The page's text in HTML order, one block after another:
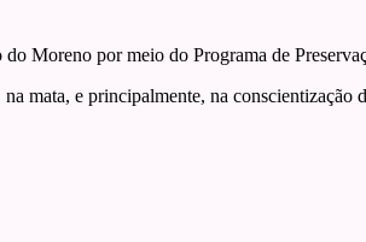
Moreno por meio do Programa de
mata, e principalmente, na